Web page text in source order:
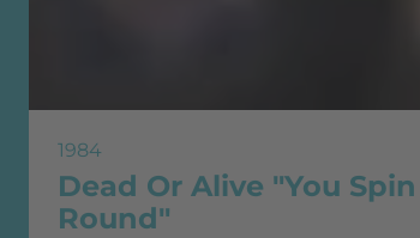
1984
Dead Or Alive "You
Round"